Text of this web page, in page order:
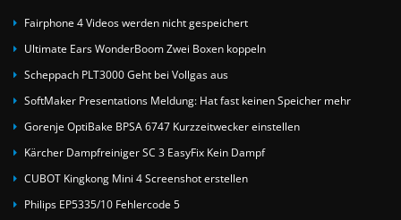
Fairphone 4 Videos werden nicht gespeichert
Ultimate Ears WonderBoom Zwei Boxen koppeln
Scheppach PLT3000 Geht bei Vollgas aus
SoftMaker Presentations Meldung: Hat fast keinen Speicher mehr
Gorenje OptiBake BPSA 6747 Kurzzeitwecker einstellen
Kärcher Dampfreiniger SC 3 EasyFix Kein Dampf
CUBOT Kingkong Mini 4 Screenshot erstellen
Philips EP5335/10 Fehlercode 5